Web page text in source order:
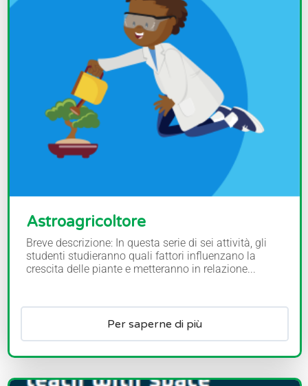
Astroagricoltore
Breve descrizione: In questa serie di sei attività, gli
studenti studieranno quali fattori influenzano la
crescita delle piante e metteranno in relazione...
Per saperne di più